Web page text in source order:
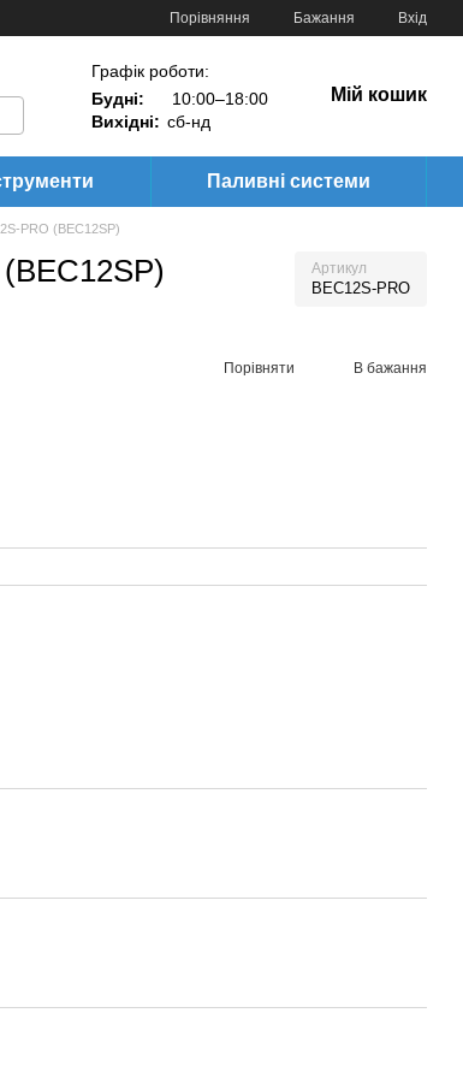
Порівняння Бажання Вхід
Графік роботи:
Будні:
10:00–18:00
Вихідні: сб-нд
Мій кошик
Паливні системи
PRO (BEC12SP)
Артикул
BEC12S-PRO
Порівняти В бажання